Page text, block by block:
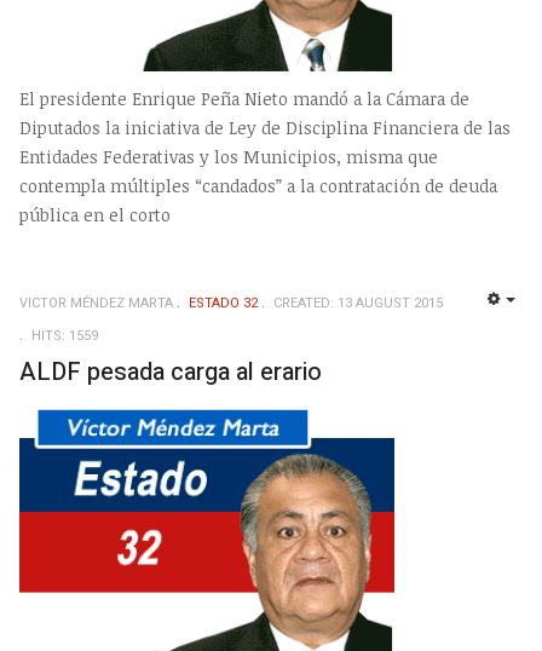
El presidente Enrique Peña Nieto mandó a la Cámara de
Diputados la iniciativa de Ley de Disciplina Financiera de las
Entidades Federativas y los Municipios, misma que
contempla múltiples “candados” a la contratación de deuda
pública en el corto
VICTOR MÉNDEZ MARTA ESTADO 32
CREATED: 13 AUGUST 2015
HITS: 1559
ALDF pesada carga al erario